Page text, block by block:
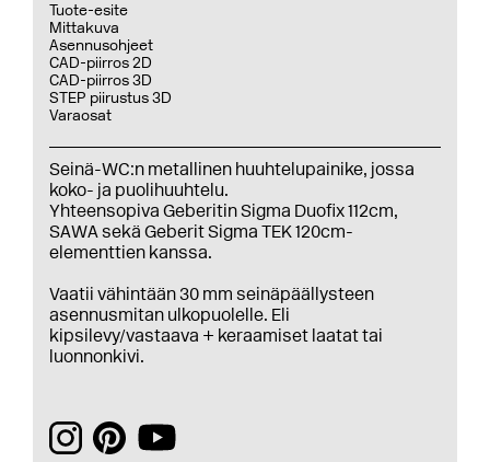
Tuote-esite
Mittakuva
Asennusohjeet
CAD-piirros 2D
CAD-piirros 3D
STEP piirustus 3D
Varaosat
Seinä-WC:n metallinen huuhtelupainike, jossa
koko- ja puolihuuhtelu.
Yhteensopiva Geberitin Sigma Duofix 112cm,
SAWA sekä Geberit Sigma TEK 120cm-
elementtien kanssa.
Vaatii vähintään 30 mm seinäpäällysteen
asennusmitan ulkopuolelle. Eli
kipsilevy/vastaava + keraamiset laatat tai
luonnonkivi.